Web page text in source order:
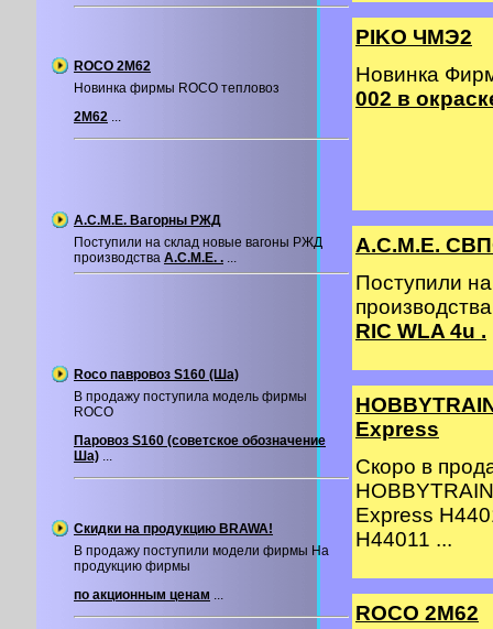
ROCO 2M62
Новинка фирмы ROCO тепловоз
2М62 ...
A.C.M.E. Вагорны РЖД
Поступили на склад новые вагоны РЖД
производства A.C.M.E. . ...
Roco павровоз S160 (Ша)
В продажу поступила модель фирмы
ROCO
Паровоз S160 (советское обозначение
Ша) ...
Скидки на продукцию BRAWA!
В продажу поступили модели фирмы На
продукцию фирмы
по акционным ценам ...
PIKO ЧМЭ2
Новинка
002 в
A.C.M.E.
Поступили
RIC WLA 4u .
Express
Скоро в
Express
H44011 ...
ROCO 2M62